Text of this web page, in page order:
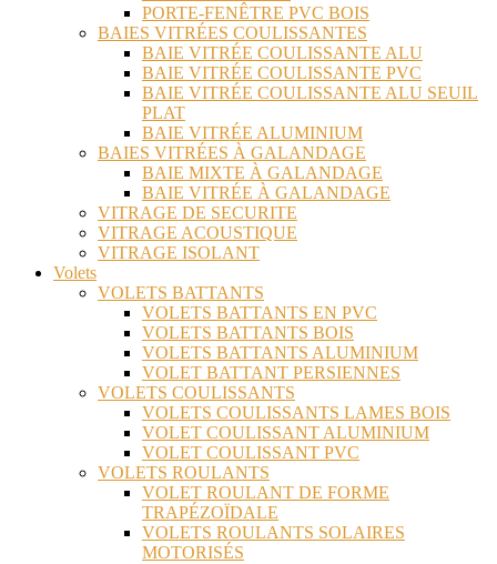
PORTE-FENÊTRE PVC BOIS
BAIES VITRÉES COULISSANTES
BAIE VITRÉE COULISSANTE ALU
BAIE VITRÉE COULISSANTE PVC
BAIE VITRÉE COULISSANTE ALU SEUIL
PLAT
BAIE VITRÉE ALUMINIUM
BAIES VITRÉES À GALANDAGE
BAIE MIXTE À GALANDAGE
BAIE VITRÉE À GALANDAGE
VITRAGE DE SECURITE
VITRAGE ACOUSTIQUE
VITRAGE ISOLANT
Volets
VOLETS BATTANTS
VOLETS BATTANTS EN PVC
VOLETS BATTANTS BOIS
VOLETS BATTANTS ALUMINIUM
VOLET BATTANT PERSIENNES
VOLETS COULISSANTS
VOLETS COULISSANTS LAMES BOIS
VOLET COULISSANT ALUMINIUM
VOLET COULISSANT PVC
VOLETS ROULANTS
VOLET ROULANT DE FORME
TRAPÉZOÏDALE
VOLETS ROULANTS SOLAIRES
MOTORISÉS